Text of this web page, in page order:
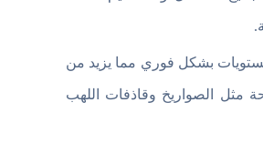
بشكل فوري مما يزيد من
الصواريخ وقاذفات اللهب